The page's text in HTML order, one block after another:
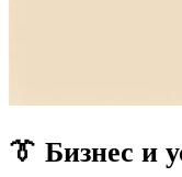
👔 Бизнес и